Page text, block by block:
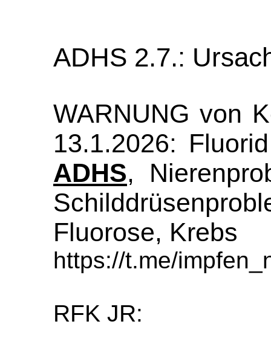
ADHS 2.7.:
WARNUNG von
13.1.2026:
ADHS,
Fluorose, Krebs
https://t.me/
RFK JR: